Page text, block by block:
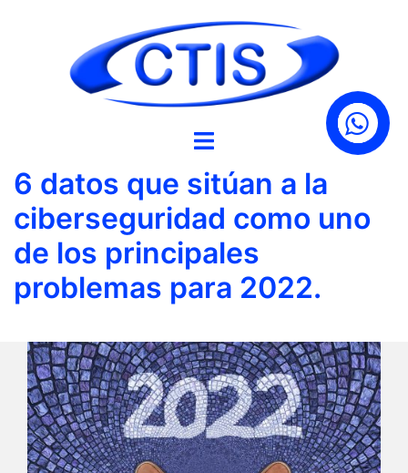
6 datos que sitúan a la
ciberseguridad como uno
de los principales
problemas para 2022.